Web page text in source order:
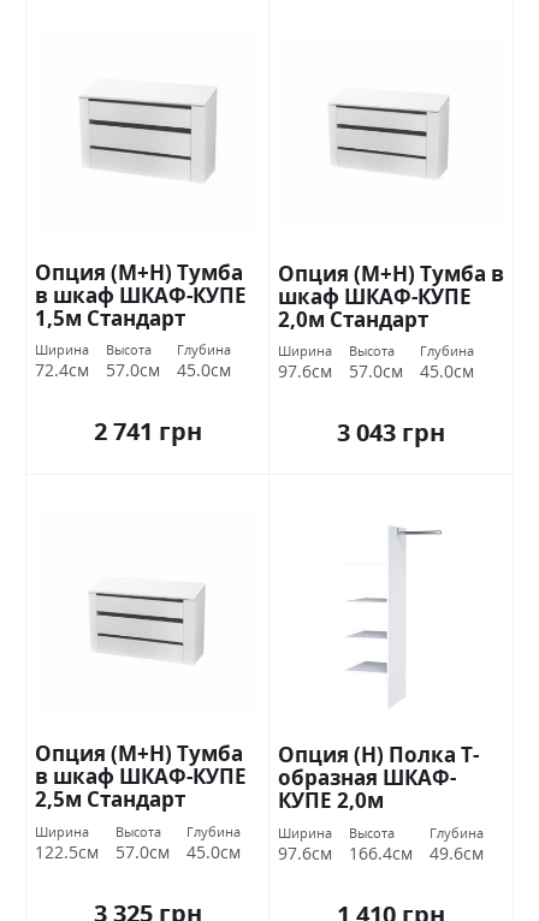
Опция (М+Н) Тумба
в шкаф ШКАФ-КУПЕ
1,5м Стандарт
Ширина
72.4см
Высота
57.0см
Глубина
45.0см
2 741 грн
Опция (М+Н) Тумба в
шкаф ШКАФ-КУПЕ
2,0м Стандарт
Ширина
97.6см
Высота
57.0см
Глубина
45.0см
3 043 грн
Опция (М+Н) Тумба
в шкаф ШКАФ-КУПЕ
2,5м Стандарт
Ширина
122.5см
Высота
57.0см
Глубина
45.0см
3 325 грн
Опция (Н) Полка Т-
образная ШКАФ-
КУПЕ 2,0м
Ширина
97.6см
Высота
166.4см
Глубина
49.6см